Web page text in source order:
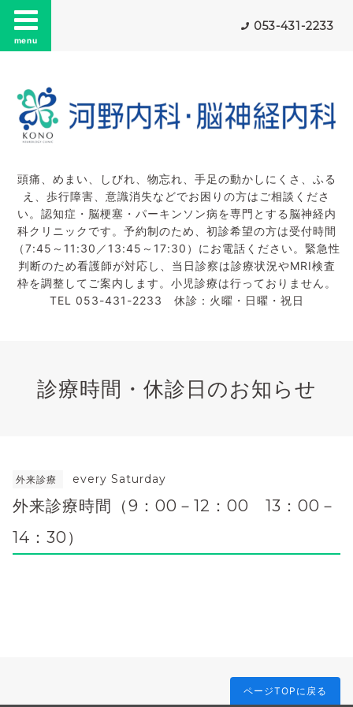
menu
053-431-2233
頭痛、めまい、しびれ、物忘れ、手足の動かしにくさ、ふる
え、歩行障害、意識消失などでお困りの方はご相談くださ
い。認知症・脳梗塞・パーキンソン病を専門とする脳神経内
科クリニックです。予約制のため、初診希望の方は受付時間
（7:45～11:30／13:45～17:30）にお電話ください。緊急性
判断のため看護師が対応し、当日診察は診療状況やMRI検査
枠を調整してご案内します。小児診療は行っておりません。
TEL 053-431-2233 休診：火曜・日曜・祝日
診療時間・休診日のお知らせ
外来診療 every Saturday
外来診療時間（9：00－12：00 13：00－
14：30）
ページTOPに戻る